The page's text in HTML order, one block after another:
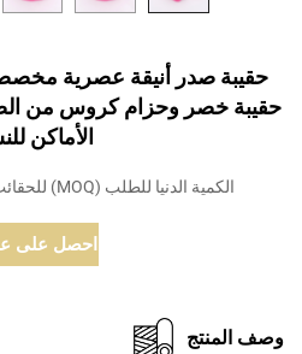
حقيبة صدر أنيقة عصرية
حقيبة خصر وحزام كروس من
الأماكن
الكمية الدنيا للطلب (MOQ) للحقائب الخصرية: 1,000 قطعة.
احصل على
وصف المنتج